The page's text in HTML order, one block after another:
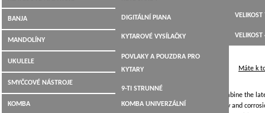
Máte k
Ernie Ball Coated Slinky Strings combine the
layer of enamel that prevents decay and
12-TI STRUNNÉ
9-TI STRUNNÉ
KYTAROVÉ KABELY
KYTAROVÉ VYSÍLAČKY
POVLAKY A POUZDRA PRO
KYTARY
DIGITÁLNÍ PIANA
BANJA
MANDOLÍNY
UKULELE
SMYČCOVÉ NÁSTROJE
KOMBA KOMBA UNIVERZÁLNÍ